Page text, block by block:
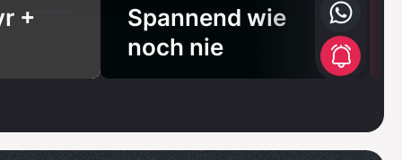
+
Spannend wie
noch nie